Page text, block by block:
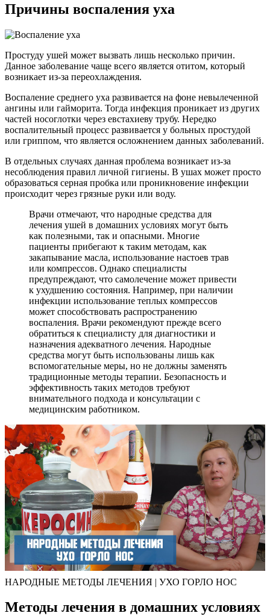
Причины воспаления уха
Простуду ушей может вызвать лишь несколько причин.
Данное заболевание чаще всего является отитом, который
возникает из-за переохлаждения.
Воспаление среднего уха развивается на фоне невылеченной
ангины или гайморита. Тогда инфекция проникает из других
частей носоглотки через евстахиеву трубу. Нередко
воспалительный процесс развивается у больных простудой
или гриппом, что является осложнением данных заболеваний.
В отдельных случаях данная проблема возникает из-за
несоблюдения правил личной гигиены. В ушах может просто
образоваться серная пробка или проникновение инфекции
происходит через грязные руки или воду.
Врачи отмечают, что народные средства для
лечения ушей в домашних условиях могут быть
как полезными, так и опасными. Многие
пациенты прибегают к таким методам, как
закапывание масла, использование настоев трав
или компрессов. Однако специалисты
предупреждают, что самолечение может привести
к ухудшению состояния. Например, при наличии
инфекции использование теплых компрессов
может способствовать распространению
воспаления. Врачи рекомендуют прежде всего
обратиться к специалисту для диагностики и
назначения адекватного лечения. Народные
средства могут быть использованы лишь как
вспомогательные меры, но не должны заменять
традиционные методы терапии. Безопасность и
эффективность таких методов требуют
внимательного подхода и консультации с
медицинским работником.
НАРОДНЫЕ МЕТОДЫ ЛЕЧЕНИЯ | УХО ГОРЛО НОС
Методы лечения в домашних условиях